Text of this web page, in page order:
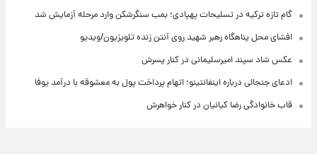
گام تازه ترکیه در تسلیحات پهپادی؛ بمب سنگرشکن وارد مرحله آزمایش شد
افشای محل پناهگاه‌ رهبر شهید روی آنتن زنده تلویزیون/ویدیو
عکس شاد سپند امیرسلیمانی در کنار پسرش
ادعای جنجالی درباره اینفانتینو؛ اتهام پرداخت پول به معشوقه با درآمد یوفا
قاب خانوادگی رضا کیانیان در کنار خواهرش